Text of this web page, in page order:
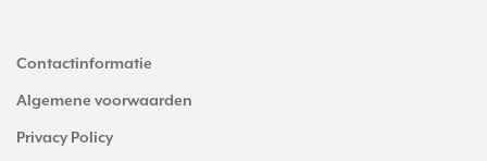
Contactinformatie
Algemene voorwaarden
Privacy Policy